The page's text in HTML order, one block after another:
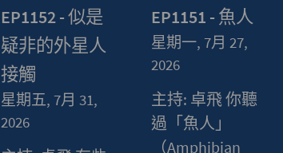
EP1152 - 似是
疑非的外星人
接觸
星期五, 7月 31,
2026
EP1151 - 魚人
星期一, 7月 27,
2026
主持: 卓飛 你聽
過「魚人」
（Amphibian